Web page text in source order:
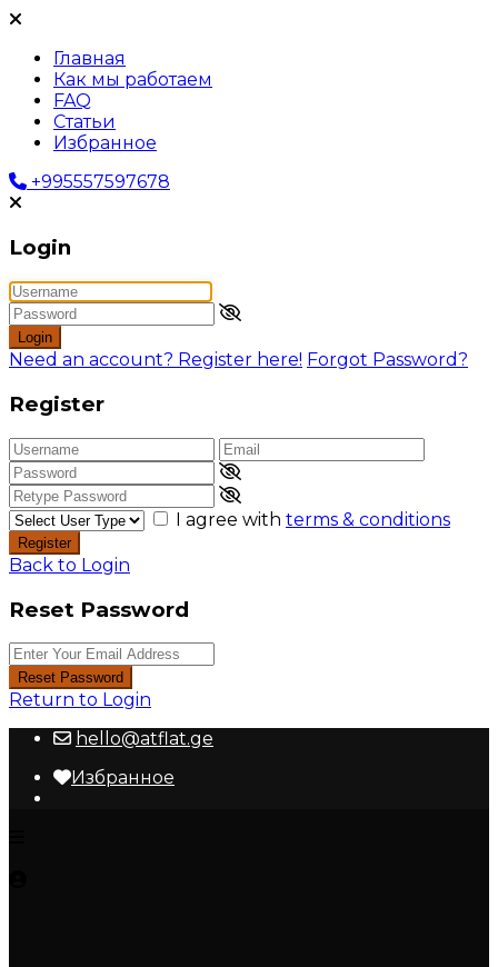
Главная
Как мы работаем
FAQ
Статьи
Избранное
+995557597678
Login
Login
Need an account? Register here! Forgot Password?
Register
I agree with terms & conditions
Register
Back to Login
Reset Password
Reset Password
Return to Login
hello@atflat.ge
Избранное